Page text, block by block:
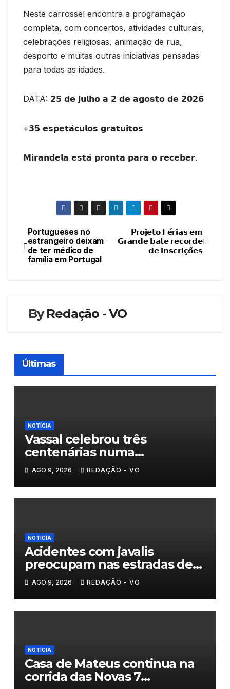
Neste carrossel encontra a programação
completa, com concertos, atividades culturais,
celebrações religiosas, animação de rua,
desporto e muitas outras iniciativas pensadas
para todas as idades.
DATA: 𝟮𝟱 𝗱𝗲 𝗷𝘂𝗹𝗵𝗼 𝗮 𝟮 𝗱𝗲 𝗮𝗴𝗼𝘀𝘁𝗼 𝗱𝗲 𝟮𝟬𝟮𝟲
+𝟯𝟱 𝗲𝘀𝗽𝗲𝘁𝗮́𝗰𝘂𝗹𝗼𝘀 𝗴𝗿𝗮𝘁𝘂𝗶𝘁𝗼𝘀
𝗠𝗶𝗿𝗮𝗻𝗱𝗲𝗹𝗮 𝗲𝘀𝘁𝗮́ 𝗽𝗿𝗼𝗻𝘁𝗮 𝗽𝗮𝗿𝗮 𝗼 𝗿𝗲𝗰𝗲𝗯𝗲𝗿.
Navegação
de
𝗣𝗿𝗼𝗷𝗲𝘁𝗼 𝗙𝗲́𝗿𝗶𝗮𝘀 𝗲𝗺
𝗚𝗿𝗮𝗻𝗱𝗲 𝗯𝗮𝘁𝗲 𝗿𝗲𝗰𝗼𝗿𝗱𝗲
𝗱𝗲 𝗶𝗻𝘀𝗰𝗿𝗶𝗰̧𝗼̃𝗲𝘀
Portugueses no
estrangeiro deixam
de ter médico de
família em Portugal
ByRedação - VO
Últimas
NOTÍCIA
Vassal celebrou três
centenárias numa
homenagem a um século de
histórias
AGO 9, 2026 REDAÇÃO - VO
NOTÍCIA
Acidentes com javalis
preocupam nas estradas de
Trás-os-Montes
AGO 9, 2026 REDAÇÃO - VO
NOTÍCIA
Casa de Mateus continua na
corrida das Novas 7